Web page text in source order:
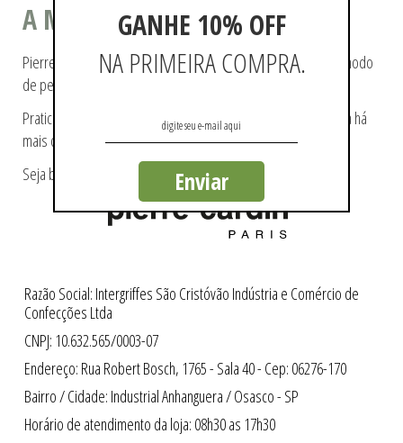
A MODA COMO ESTILO DE VIDA
Pierre Cardin ajudou a tecer a história da moda, pioneiro no modo
de pensá-la e de reproduzi-la.
Praticidade e modernidade fazem parte da essência da marca há
mais de 60 anos.
Seja bem-vindo a loja oficial Pierre Cardin no Brasil.
Razão Social: Intergriffes São Cristóvão Indústria e Comércio de
Confecções Ltda
CNPJ: 10.632.565/0003-07
Endereço: Rua Robert Bosch, 1765 - Sala 40 - Cep: 06276-170
Bairro / Cidade: Industrial Anhanguera / Osasco - SP
Horário de atendimento da loja: 08h30 as 17h30
GANHE 10% OFF
NA PRIMEIRA COMPRA.
Enviar